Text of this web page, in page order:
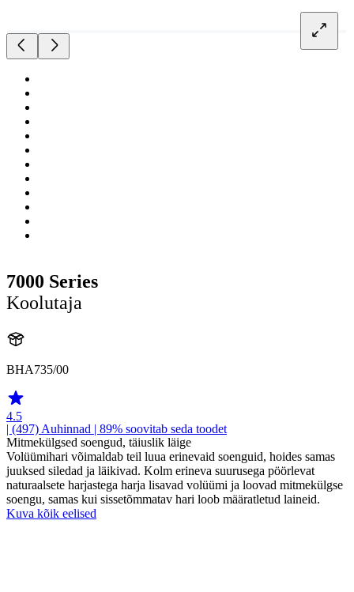
7000 Series
Koolutaja
BHA735/00
4.5
| (497) Auhinnad | 89% soovitab seda toodet
Mitmekülgsed soengud, täiuslik läige
Volüümihari võimaldab teil luua erinevaid soenguid, hoides samas
juuksed siledad ja läikivad. Kolm erineva suurusega pöörlevat
naturaalsete harjastega harja lisavad volüümi ja loovad mitmekülgse
soengu, samas kui sissetõmmatav hari loob määratletud laineid.
Kuva kõik eelised